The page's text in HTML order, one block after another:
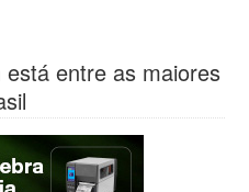
entre as maiores